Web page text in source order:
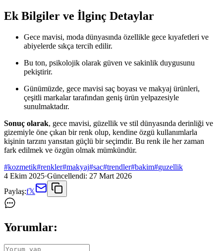
Ek Bilgiler ve İlginç Detaylar
Gece mavisi, moda dünyasında özellikle gece kıyafetleri ve
abiyelerde sıkça tercih edilir.
Bu ton, psikolojik olarak güven ve sakinlik duygusunu
pekiştirir.
Günümüzde, gece mavisi saç boyası ve makyaj ürünleri,
çeşitli markalar tarafından geniş ürün yelpazesiyle
sunulmaktadır.
Sonuç olarak, gece mavisi, güzellik ve stil dünyasında derinliği ve
gizemiyle öne çıkan bir renk olup, kendine özgü kullanımlarla
kişinin tarzını yansıtan güçlü bir seçimdir. Bu renk ile her zaman
fark edilmek ve özgün olmak mümkündür.
#kozmetik#renkler#makyaj#sac#trendler#bakim#guzellik
4 Ekim 2025·Güncellendi: 27 Mart 2026
Paylaş:f𝕏
Yorumlar: